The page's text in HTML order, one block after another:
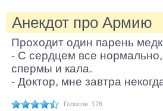
Анекдот про Армию
Проходит один парень
- С сердцем все
спермы и кала.
- Доктор, мне завтра
Голосов: 176